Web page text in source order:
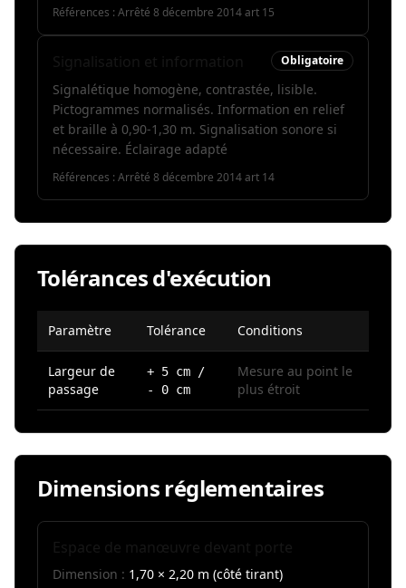
Références : Arrêté 8 décembre 2014 art 15
Obligatoire
Signalétique homogène, contrastée, lisible.
Pictogrammes normalisés. Information en relief
et braille à 0,90-1,30 m. Signalisation sonore si
nécessaire. Éclairage adapté
Références : Arrêté 8 décembre 2014 art 14
Tolérances d'exécution
Paramètre Tolérance Conditions
Largeur de
passage
+ 5 cm /
- 0 cm
Mesure au point le
plus étroit
Dimensions réglementaires
Dimension : 1,70 × 2,20 m (côté tirant)